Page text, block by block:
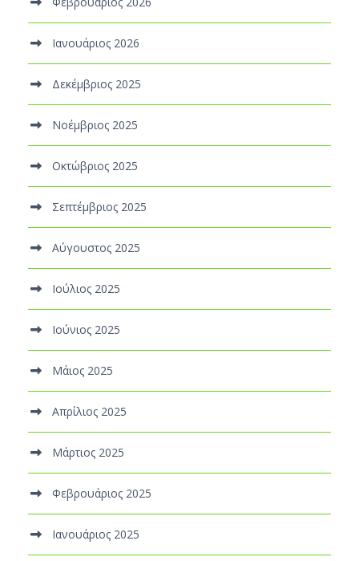
Ιανουάριος 2026
Δεκέμβριος 2025
Νοέμβριος 2025
Οκτώβριος 2025
Σεπτέμβριος 2025
Αύγουστος 2025
Ιούλιος 2025
Ιούνιος 2025
Μάιος 2025
Απρίλιος 2025
Μάρτιος 2025
Φεβρουάριος 2025
Ιανουάριος 2025